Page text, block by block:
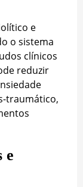
e
o sistema
clínicos
reduzir
traumático,
e